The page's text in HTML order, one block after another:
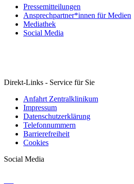
Pressemitteilungen
Ansprechpartner*innen für Medien
Mediathek
Social Media
Direkt-Links - Service für Sie
Anfahrt Zentralklinikum
Impressum
Datenschutzerklärung
Telefonnummern
Barrierefreiheit
Cookies
Social Media